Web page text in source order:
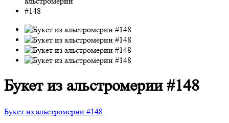
Букет из альстромерии #148
Букет из альстромерии #148